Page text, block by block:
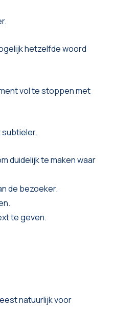
hetzelfde woord
vol te stoppen met
subtieler.
duidelijk te maken waar
de bezoeker.
te geven.
natuurlijk voor